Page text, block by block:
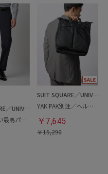
SUIT SQUARE／UNIVERSAL LANGUAGE
春夏／涼しい最高パンツ
SUIT SQUARE／UNIVERSAL LANGUAGE
YAK PAK別注／ヘルメットバッグ
￥ 7,645
￥15,290